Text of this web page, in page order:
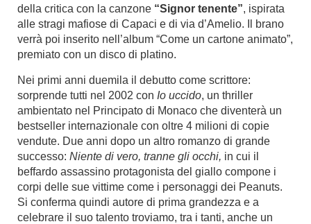
della critica con la canzone “Signor tenente”, ispirata
alle stragi mafiose di Capaci e di via d’Amelio. Il brano
verrà poi inserito nell’album “Come un cartone animato”,
premiato con un disco di platino.
Nei primi anni duemila il debutto come scrittore:
sorprende tutti nel 2002 con Io uccido, un thriller
ambientato nel Principato di Monaco che diventerà un
bestseller internazionale con oltre 4 milioni di copie
vendute. Due anni dopo un altro romanzo di grande
successo: Niente di vero, tranne gli occhi, in cui il
beffardo assassino protagonista del giallo compone i
corpi delle sue vittime come i personaggi dei Peanuts.
Si conferma quindi autore di prima grandezza e a
celebrare il suo talento troviamo, tra i tanti, anche un